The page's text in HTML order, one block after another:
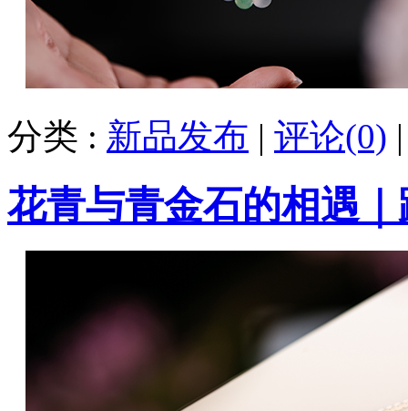
分类 : 新品发布 | 评论(0)
花青与青金石的相遇